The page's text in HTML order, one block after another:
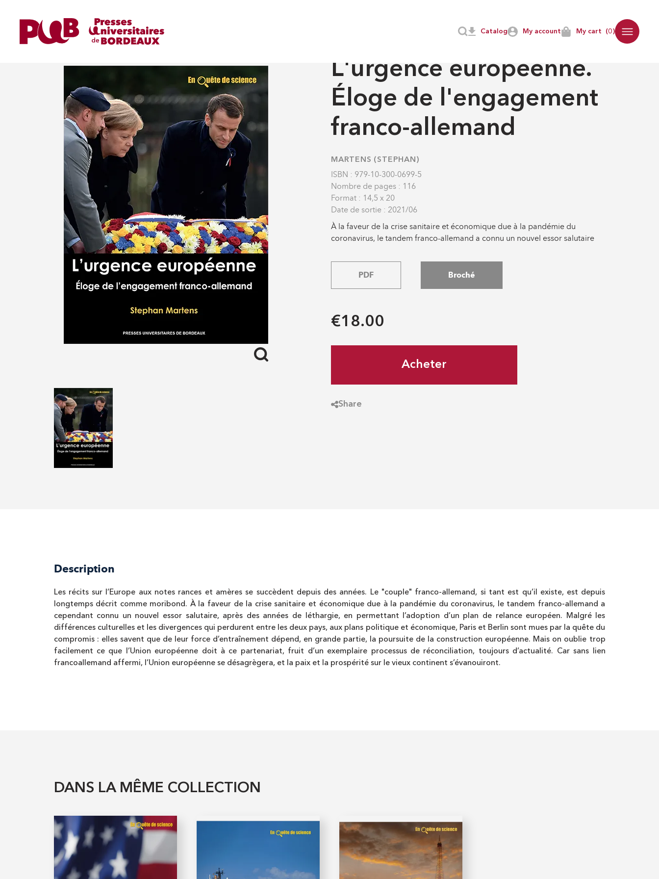
My account My cart (0)
Catalog
L'urgence européenne. Éloge de l'engagement franco-allemand
L'urgence européenne.
Éloge de l'engagement
franco-allemand
MARTENS (STEPHAN)
ISBN : 979-10-300-0699-5
Nombre de pages : 116
Format : 14,5 x 20
Date de sortie : 2021/06
À la faveur de la crise sanitaire et économique due à la pandémie du
coronavirus, le tandem franco-allemand a connu un nouvel essor salutaire
PDF Broché
€18.00
Acheter
Share
Description
Les récits sur l’Europe aux notes rances et amères se succèdent depuis des années. Le "couple" franco-allemand, si tant est qu’il existe, est depuis
longtemps décrit comme moribond. À la faveur de la crise sanitaire et économique due à la pandémie du coronavirus, le tandem franco-allemand a
cependant connu un nouvel essor salutaire, après des années de léthargie, en permettant l’adoption d’un plan de relance européen. Malgré les
différences culturelles et les divergences qui perdurent entre les deux pays, aux plans politique et économique, Paris et Berlin sont mues par la quête du
compromis : elles savent que de leur force d’entraînement dépend, en grande partie, la poursuite de la construction européenne. Mais on oublie trop
facilement ce que l’Union européenne doit à ce partenariat, fruit d’un exemplaire processus de réconciliation, toujours d’actualité. Car sans lien
francoallemand affermi, l’Union européenne se désagrègera, et la paix et la prospérité sur le vieux continent s’évanouiront.
DANS LA MÊME COLLECTION